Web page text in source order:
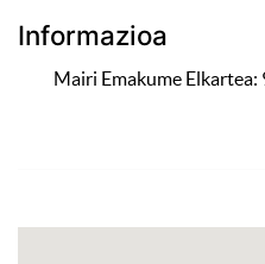
Informazioa
Mairi Emakume